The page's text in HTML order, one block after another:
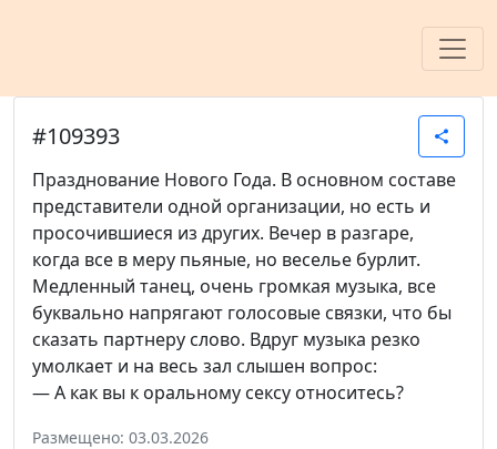
#109393 share
Празднование Нового Года. В основном составе
представители одной организации, но есть и
просочившиеся из других. Вечер в разгаре,
когда все в меру пьяные, но веселье бурлит.
Медленный танец, очень громкая музыка, все
буквально напрягают голосовые связки, что бы
сказать партнеру слово. Вдруг музыка резко
умолкает и на весь зал слышен вопрос:
— А как вы к оральному ceксу относитесь?
Размещено: 03.03.2026